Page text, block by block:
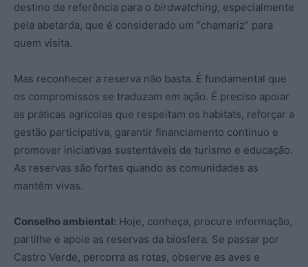
destino de referência para o birdwatching, especialmente
pela abetarda, que é considerado um “chamariz” para
quem visita.
Mas reconhecer a reserva não basta. É fundamental que
os compromissos se traduzam em ação. É preciso apoiar
as práticas agrícolas que respeitam os habitats, reforçar a
gestão participativa, garantir financiamento contínuo e
promover iniciativas sustentáveis de turismo e educação.
As reservas são fortes quando as comunidades as
mantêm vivas.
Conselho ambiental: Hoje, conheça, procure informação,
partilhe e apoie as reservas da biosfera. Se passar por
Castro Verde, percorra as rotas, observe as aves e